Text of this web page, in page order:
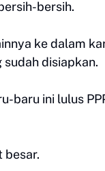
bersih.
ke dalam
disiapkan.
baru ini lulus
besar.